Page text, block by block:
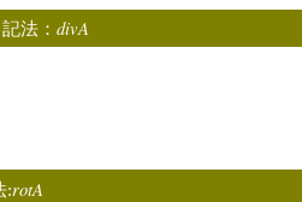
：divA
rotA